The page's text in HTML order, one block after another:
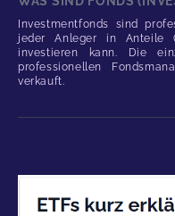
Investmentfonds sind
jeder Anleger in Anteile
investieren kann. Die
professionellen
verkauft.